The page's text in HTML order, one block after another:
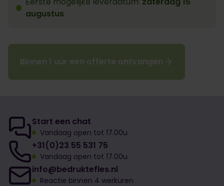
augustus
Binnen 1 uur een offerte ontvangen
Start een chat
Vandaag open tot 17.00u
+31(0)23 55 531 75
Vandaag open tot 17.00u
info@bedruktefles.nl
Reactie binnen 4 werkuren